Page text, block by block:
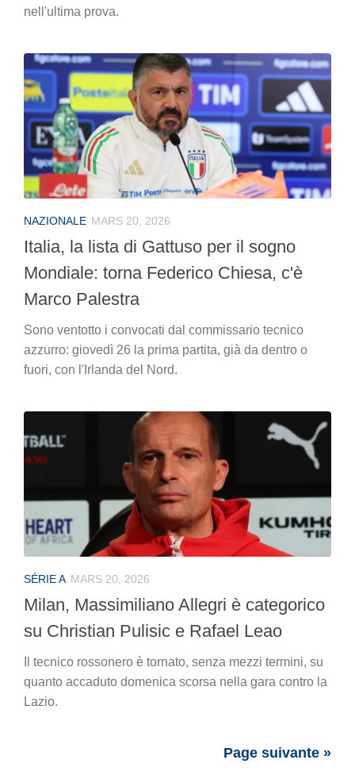
nell'ultima prova.
NAZIONALE MARS 20, 2026
Italia, la lista di Gattuso per il sogno
Mondiale: torna Federico Chiesa, c'è
Marco Palestra
Sono ventotto i convocati dal commissario tecnico
azzurro: giovedì 26 la prima partita, già da dentro o
fuori, con l'Irlanda del Nord.
SÉRIE A MARS 20, 2026
Milan, Massimiliano Allegri è categorico
su Christian Pulisic e Rafael Leao
Il tecnico rossonero è tornato, senza mezzi termini, su
quanto accaduto domenica scorsa nella gara contro la
Lazio.
Page suivante »